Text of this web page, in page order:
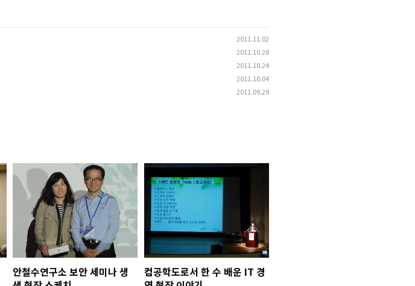
2011.11.02
2011.10.28
2011.10.24
2011.10.04
2011.09.29
안철수연구소 보안 세미나 생
컴공학도로서 한 수 배운 IT 경